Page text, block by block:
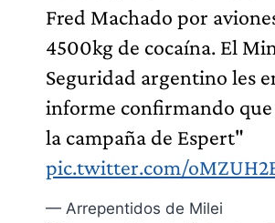
Fred Machado por
4500kg de cocaína. El
Seguridad argentino les
informe confirmando
la campaña de Espert"
pic.twitter.com/
— Arrepentidos de Milei